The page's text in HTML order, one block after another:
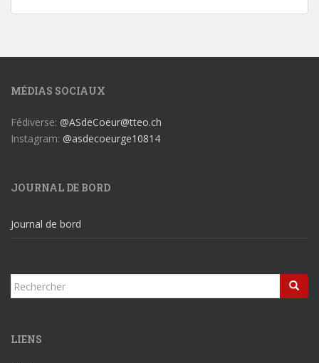
MÉDIAS SOCIAUX
Fédiverse: @ASdeCoeur@tteo.ch
Instagram: @asdecoeurge10814
JOURNAL DE BORD
Journal de bord
Rechercher...
LIENS